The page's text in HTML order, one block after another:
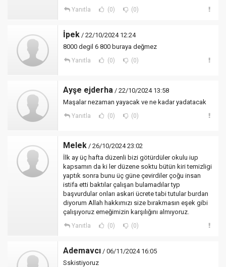
Yanıtla (0) (0)
İpek / 22/10/2024 12:24
8000 degil 6 800 buraya değmez
Yanıtla (0) (0)
Ayşe ejderha / 22/10/2024 13:58
Maşalar nezaman yayacak ve ne kadar yadatacak
Yanıtla (0) (0)
Melek / 26/10/2024 23:02
İlk ay üç hafta düzenli bizi götürdüler okulu iup
kapsamın da ki ler düzene soktu bütün kiri temizligi
yaptık sonra bunu üç güne çevirdiler çoğu insan
istifa etti baktılar çalışan bulamadılar typ
başvurdular onları askari ücrete tabi tutular burdan
diyorum Allah hakkımızı size bırakmasın eşek gibi
çalışıyoruz emeğimizin karşılığını almıyoruz.
Yanıtla (0) (0)
Ademavcı / 06/11/2024 16:05
Sskistiyoruz